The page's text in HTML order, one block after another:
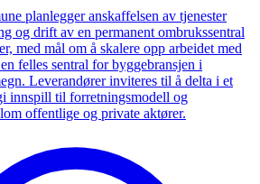
planlegger anskaffelsen av tjenester
og drift av en permanent ombrukssentral
med mål om å skalere opp arbeidet med
felles sentral for byggebransjen i
Leverandører inviteres til å delta i et
innspill til forretningsmodell og
offentlige og private aktører.